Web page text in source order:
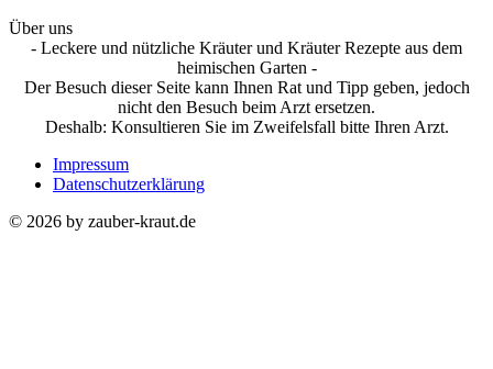
Über uns
- Leckere und nützliche Kräuter und Kräuter Rezepte aus dem
heimischen Garten -
Der Besuch dieser Seite kann Ihnen Rat und Tipp geben, jedoch
nicht den Besuch beim Arzt ersetzen.
Deshalb: Konsultieren Sie im Zweifelsfall bitte Ihren Arzt.
Impressum
Datenschutzerklärung
© 2026 by zauber-kraut.de